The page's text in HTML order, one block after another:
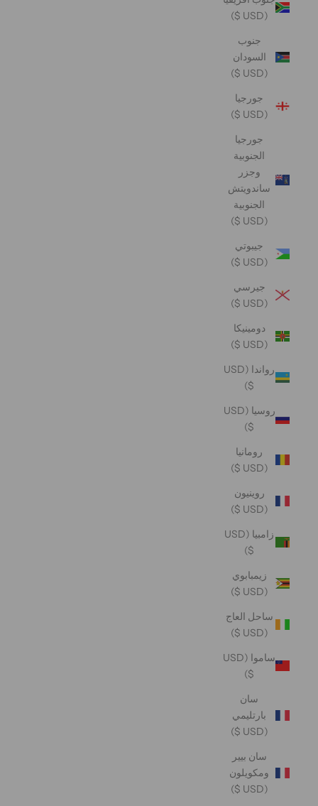
(USD $)
جنوب
السودان
(USD $)
جورجيا
(USD $)
جورجيا
الجنوبية
وجزر
ساندويتش
الجنوبية
(USD $)
جيبوتي
(USD $)
جيرسي
(USD $)
دومينيكا
(USD $)
رواندا (USD
$)
روسيا (USD
$)
رومانيا
(USD $)
روينيون
(USD $)
زامبيا (USD
$)
زيمبابوي
(USD $)
ساحل العاج
(USD $)
ساموا (USD
$)
سان
بارتليمي
(USD $)
سان بيير
ومكويلون
(USD $)